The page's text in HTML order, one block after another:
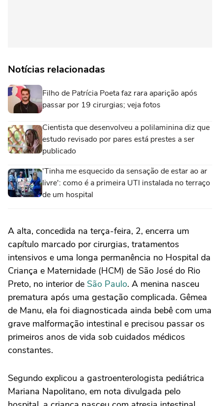
Notícias relacionadas
Filho de Patrícia Poeta faz rara aparição após
passar por 19 cirurgias; veja fotos
Cientista que desenvolveu a polilaminina diz que
estudo revisado por pares está prestes a ser
publicado
'Tinha me esquecido da sensação de estar ao ar
livre': como é a primeira UTI instalada no terraço
de um hospital
A alta, concedida na terça-feira, 2, encerra um
capítulo marcado por cirurgias, tratamentos
intensivos e uma longa permanência no Hospital da
Criança e Maternidade (HCM) de São José do Rio
Preto, no interior de São Paulo. A menina nasceu
prematura após uma gestação complicada. Gêmea
de Manu, ela foi diagnosticada ainda bebê com uma
grave malformação intestinal e precisou passar os
primeiros anos de vida sob cuidados médicos
constantes.
Segundo explicou a gastroenterologista pediátrica
Mariana Napolitano, em nota divulgada pelo